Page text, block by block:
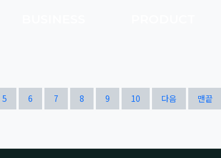
열린
페이지
5
페이지 6
페이지 7
페이지 8
페이지 9
페이지 10
페이지 다음 맨끝